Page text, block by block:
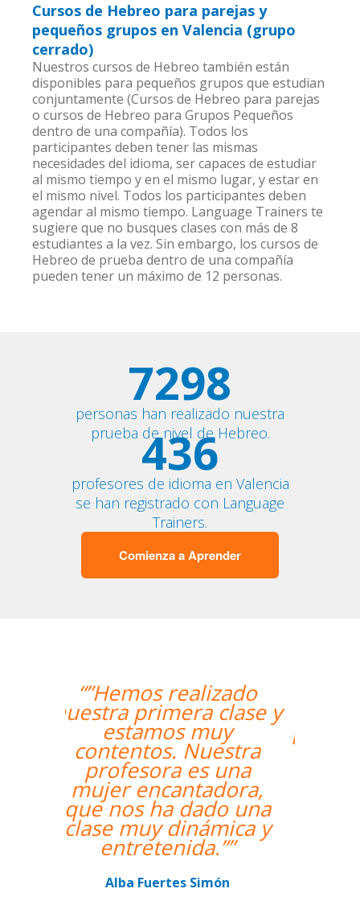
Cursos de Hebreo para parejas y
pequeños grupos en Valencia (grupo
cerrado)
Nuestros cursos de Hebreo también están
disponibles para pequeños grupos que estudian
conjuntamente (Cursos de Hebreo para parejas
o cursos de Hebreo para Grupos Pequeños
dentro de una compañía). Todos los
participantes deben tener las mismas
necesidades del idioma, ser capaces de estudiar
al mismo tiempo y en el mismo lugar, y estar en
el mismo nivel. Todos los participantes deben
agendar al mismo tiempo. Language Trainers te
sugiere que no busques clases con más de 8
estudiantes a la vez. Sin embargo, los cursos de
Hebreo de prueba dentro de una compañía
pueden tener un máximo de 12 personas.
7298
personas han realizado nuestra
prueba de nivel de Hebreo.
436
profesores de idioma en Valencia
se han registrado con Language
Trainers.
Comienza a Aprender
“”Me han encontrado
un profesor nativo y
pude disfrutar de mis
clases de Swahili.””
Alexandra Keller
Curso de Swahili en Madrid